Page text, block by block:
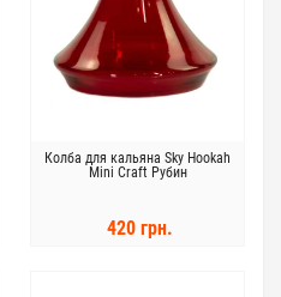
Колба для кальяна Sky Hookah
Mini Craft Рубин
420 грн.